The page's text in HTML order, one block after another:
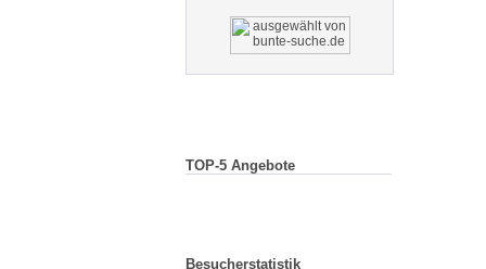
TOP-5 Angebote
Besucherstatistik